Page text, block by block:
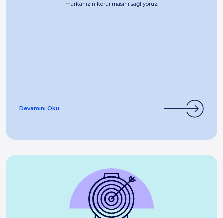
markanızın korunmasını sağlıyoruz.
Devamını Oku